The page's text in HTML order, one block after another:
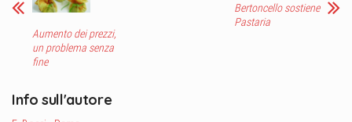
Aumento dei prezzi,
un problema senza
fine
Bertoncello sostiene
Pastaria
Info sull'autore